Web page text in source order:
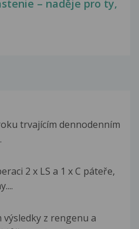
– naděje pro ty,
trvajícím dennodenním
2 x LS a 1 x C páteře,
z rengenu a